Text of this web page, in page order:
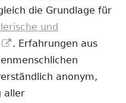
die Grundlage für
und
In
neuem
Fenster
öffnen
. Erfahrungen aus
anonym,
aller